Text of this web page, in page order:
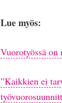
Lue myös:
Vuorotyössä
”Kaikkien ei